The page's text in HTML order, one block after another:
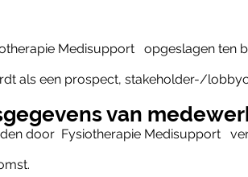
Medisupport opgeslagen ten
als een prospect, stakeholder-/
van
door Fysiotherapie Medisupport